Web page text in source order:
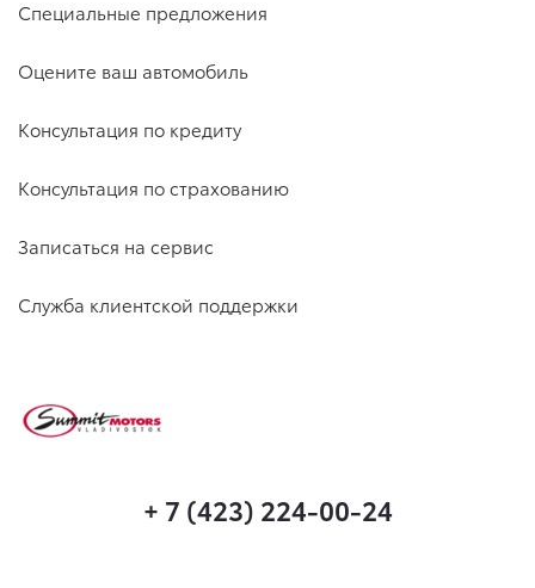
Специальные предложения
Оцените ваш автомобиль
Консультация по кредиту
Консультация по страхованию
Записаться на сервис
Служба клиентской поддержки
+ 7 (423) 224-00-24